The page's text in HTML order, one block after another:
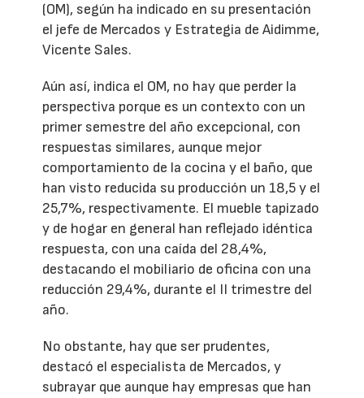
(OM), según ha indicado en su presentación
el jefe de Mercados y Estrategia de Aidimme,
Vicente Sales.
Aún así, indica el OM, no hay que perder la
perspectiva porque es un contexto con un
primer semestre del año excepcional, con
respuestas similares, aunque mejor
comportamiento de la cocina y el baño, que
han visto reducida su producción un 18,5 y el
25,7%, respectivamente. El mueble tapizado
y de hogar en general han reflejado idéntica
respuesta, con una caída del 28,4%,
destacando el mobiliario de oficina con una
reducción 29,4%, durante el II trimestre del
año.
No obstante, hay que ser prudentes,
destacó el especialista de Mercados, y
subrayar que aunque hay empresas que han